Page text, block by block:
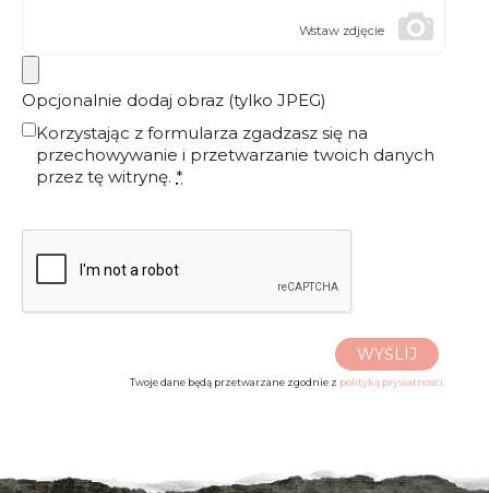
Wstaw zdjęcie
Opcjonalnie dodaj obraz (tylko JPEG)
Korzystając z formularza zgadzasz się na
przechowywanie i przetwarzanie twoich danych
przez tę witrynę. *
WYŚLIJ
Twoje dane będą przetwarzane zgodnie z polityką prywatności.